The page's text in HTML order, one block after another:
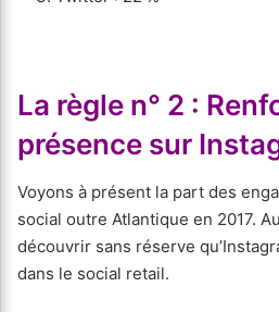
La règle n° 2 :
présence sur
Voyons à présent la part des
social outre Atlantique en 2017.
découvrir sans réserve
dans le social retail.